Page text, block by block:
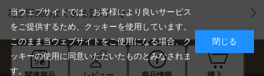
花と野菜のよくある質問FAQ
当ウェブサイトでは、お客様により良いサービス
をご提供するため、クッキーを使用しています。
このまま当ウェブサイトをご使用になる場合、ク
ッキーの使用に同意いただいたものとみなされま
す。
閉じる